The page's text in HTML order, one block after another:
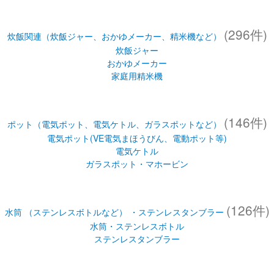
炊飯関連（炊飯ジャー、おかゆメーカー、精米機など） (296件)
炊飯ジャー
おかゆメーカー
家庭用精米機
ポット（電気ポット、電気ケトル、ガラスポットなど） (146件)
電気ポット(VE電気まほうびん、電動ポット等)
電気ケトル
ガラスポット・マホービン
水筒 （ステンレスボトルなど） ・ステンレスタンブラー (126件)
水筒・ステンレスボトル
ステンレスタンブラー